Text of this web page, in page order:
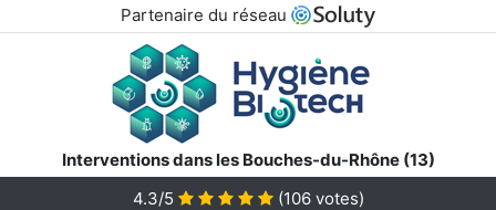
Partenaire du réseau
Interventions dans les Bouches-du-Rhône (13)
4.3/5
(106votes)